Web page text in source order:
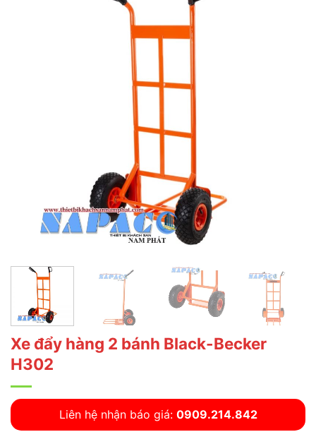
Xe đẩy hàng 2 bánh Black-Becker
H302
Liên hệ nhận báo giá: 0909.214.842